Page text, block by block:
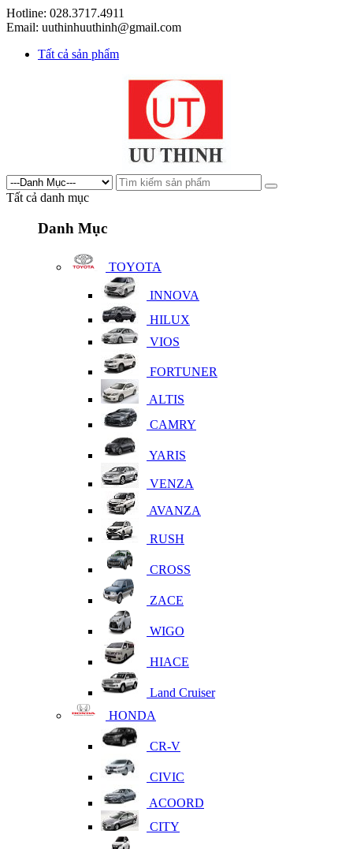
Hotline: 028.3717.4911
Email: uuthinhuuthinh@gmail.com
Tất cả sản phẩm
Tất cả danh mục
Danh Mục
TOYOTA
INNOVA
HILUX
VIOS
FORTUNER
ALTIS
CAMRY
YARIS
VENZA
AVANZA
RUSH
CROSS
ZACE
WIGO
HIACE
Land Cruiser
HONDA
CR-V
CIVIC
ACOORD
CITY